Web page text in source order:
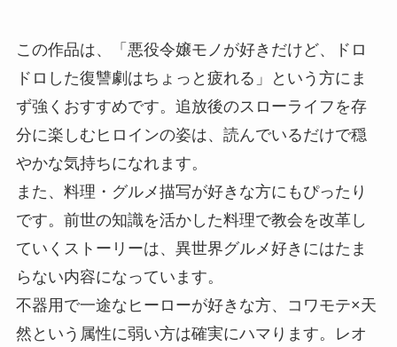
この作品は、「悪役令嬢モノが好きだけど、ドロ
ドロした復讐劇はちょっと疲れる」という方にま
ず強くおすすめです。追放後のスローライフを存
分に楽しむヒロインの姿は、読んでいるだけで穏
やかな気持ちになれます。
また、料理・グルメ描写が好きな方にもぴったり
です。前世の知識を活かした料理で教会を改革し
ていくストーリーは、異世界グルメ好きにはたま
らない内容になっています。
不器用で一途なヒーローが好きな方、コワモテ×天
然という属性に弱い方は確実にハマります。レオ